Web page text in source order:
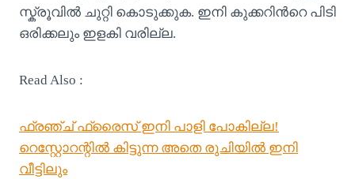
സ്ക്രൂവിൽ ചുറ്റി കൊടുക്കുക. ഇനി കുക്കറിൻറെ പിടി
ഒരിക്കലും ഇളകി വരില്ല.
Read Also :
ഫ്രഞ്ച് ഫ്രൈസ് ഇനി പാളി പോകില്ല!
റെസ്റ്റോറന്റിൽ കിട്ടുന്ന അതെ രുചിയിൽ ഇനി
വീട്ടിലും